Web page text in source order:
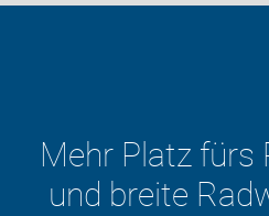
- für gute
sichere